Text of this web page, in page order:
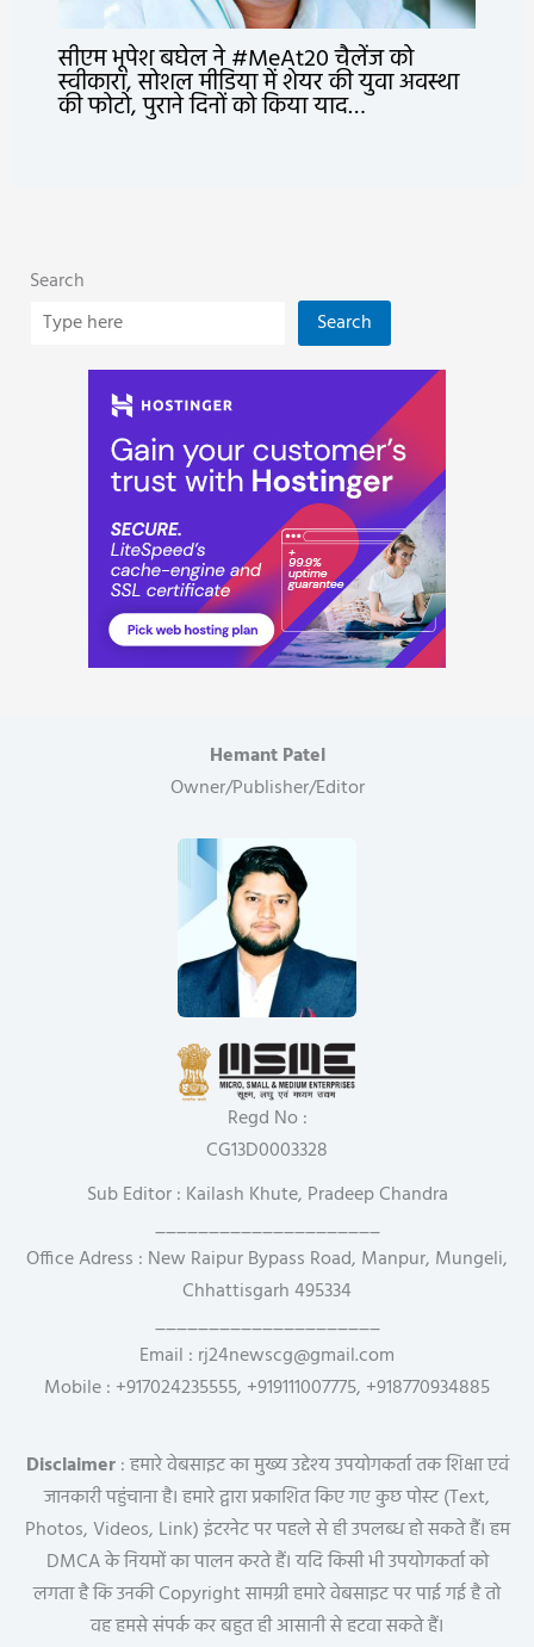
सीएम भूपेश बघेल ने #MeAt20 चैलेंज को
स्वीकारा, सोशल मीडिया में शेयर की युवा अवस्था
की फोटो, पुराने दिनों को किया याद…
Search
Search
Hemant Patel
Owner/Publisher/Editor
Regd No :
CG13D0003328
Sub Editor : Kailash Khute, Pradeep Chandra
_____________________
Office Adress : New Raipur Bypass Road, Manpur, Mungeli,
Chhattisgarh 495334
_____________________
Email : rj24newscg@gmail.com
Mobile : +917024235555, +919111007775, +918770934885
Disclaimer: हमारे वेबसाइट का मुख्य उद्देश्य उपयोगकर्ता तक शिक्षा एवं
जानकारी पहुंचाना है। हमारे द्वारा प्रकाशित किए गए कुछ पोस्ट (Text,
Photos, Videos, Link) इंटरनेट पर पहले से ही उपलब्ध हो सकते हैं। हम
DMCA के नियमों का पालन करते हैं। यदि किसी भी उपयोगकर्ता को
लगता है कि उनकी Copyright सामग्री हमारे वेबसाइट पर पाई गई है तो
वह हमसे संपर्क कर बहुत ही आसानी से हटवा सकते हैं।